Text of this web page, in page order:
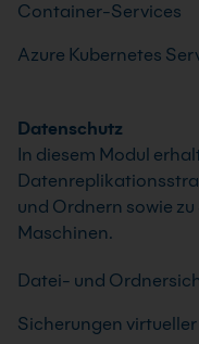
Container-Services
Azure Kubernetes
Datenschutz
In diesem Modul
und Ordnern sowie
Maschinen.
Datei- und
Sicherungen